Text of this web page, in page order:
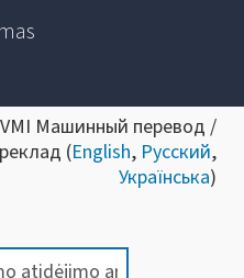
Машинный перевод /
(English, Русский,
Українська)